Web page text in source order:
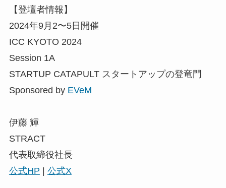
【登壇者情報】
2024年9月2〜5日開催
ICC KYOTO 2024
Session 1A
STARTUP CATAPULT スタートアップの登竜門
Sponsored by EVeM
伊藤 輝
STRACT
代表取締役社長
公式HP
公式X